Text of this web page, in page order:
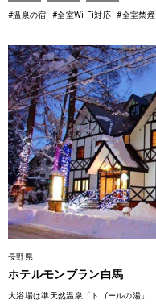
#温泉の宿 #全室Wi-Fi対応 #全室禁煙
長野県
ホテルモンブラン白馬
大浴場は準天然温泉「トゴールの湯」